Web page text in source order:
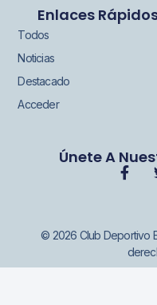
Enlaces
Todos
Noticias
Destacado
Acceder
Únete A
© 2026 Club Deportivo